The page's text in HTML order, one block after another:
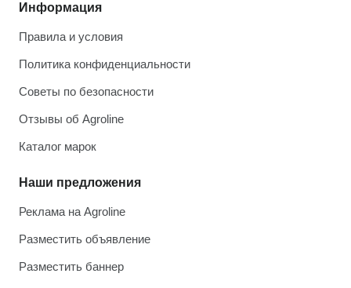
Информация
Правила и условия
Политика конфиденциальности
Советы по безопасности
Отзывы об Agroline
Каталог марок
Наши предложения
Реклама на Agroline
Разместить объявление
Разместить баннер